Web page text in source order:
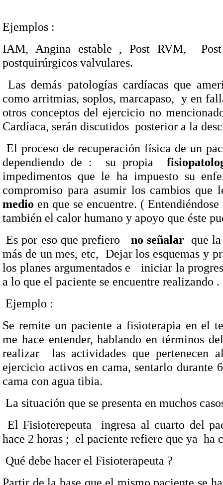
Ejemplos :
IAM, Angina estable , Post RVM,
postquirúrgicos valvulares.
Las demás patologías cardíacas que
como arritmias, soplos, marcapaso,
y en
otros conceptos del ejercicio no
Cardíaca, serán discutidos posterior a la
El proceso de recuperación física de un
dependiendo de :
su propia
impedimentos que le ha impuesto su
compromiso para asumir los cambios
medio en que se encuentre. (
también el calor humano y apoyo que éste
Es por eso que prefiero
no señalar que
más de un mes, etc, Dejar los esquemas y
los planes argumentados e
iniciar la
a lo que el paciente se encuentre realizando .
Ejemplo :
Se remite un paciente a fisioterapia en el
me hace entender, hablando en términos
realizar
las actividades que pertenecen
ejercicio activos en cama, sentarlo durante
cama con agua tibia.
La situación que se presenta en muchos
El Fisioterepeuta
ingresa al cuarto del
hace 2 horas ; el paciente refiere que ya ha
Qué debe hacer el Fisioterapeuta ?
Partir de la base que el mismo paciente se